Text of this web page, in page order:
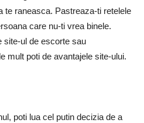
te raneasca. Pastreaza-ti retelele
care nu-ti vrea binele.
site-ul de escorte sau
mult poti de avantajele site-ului.
poti lua cel putin decizia de a